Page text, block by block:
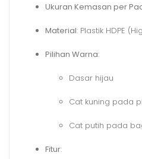
Ukuran Kemasan per
Material: Plastik HDPE
Pilihan Warna:
Dasar hijau
Cat kuning pada
Cat putih pada
Fitur: